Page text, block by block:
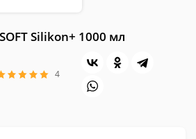
Silikon+ 1000 мл
4